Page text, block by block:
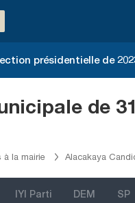
présidentielle de
de
à la mairie Alacakaya
IYI Parti DEM SP